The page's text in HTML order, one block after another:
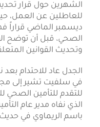
الشهرين حول قرار
للعاطلين عن العمل،
ديسمبر الماضي قراراً
الصحي، قبل أن توضح
وتحديث القوانين
الجدل عاد للاحتدام
في سلفيت تشير إلى
للتقدم للتأمين الصحي
الذي نفاه مدير عام
باسم الريماوي في حديث